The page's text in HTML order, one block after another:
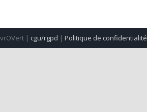
| cgu/rgpd | Politique de confidentialité